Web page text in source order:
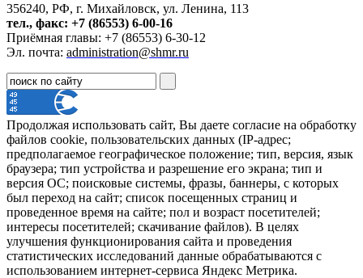
356240, РФ, г. Михайловск, ул. Ленина, 113
тел., факс: +7 (86553) 6-00-16
Приёмная главы: +7 (86553) 6-30-12
Эл. почта: administration@shmr.ru
Продолжая использовать сайт, Вы даете согласие на обработку
файлов cookie, пользовательских данных (IP-адрес;
предполагаемое географическое положение; тип, версия, язык
браузера; тип устройства и разрешение его экрана; тип и
версия ОС; поисковые системы, фразы, баннеры, с которых
был переход на сайт; список посещенных страниц и
проведенное время на сайте; пол и возраст посетителей;
интересы посетителей; скачивание файлов). В целях
улучшения функционирования сайта и проведения
статистических исследований данные обрабатываются с
использованием интернет-сервиса Яндекс Метрика.